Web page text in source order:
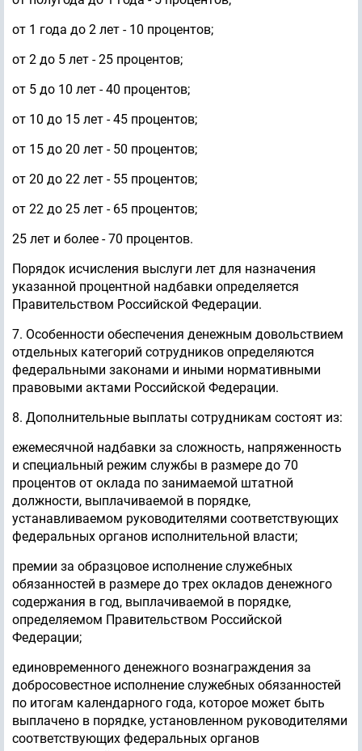
от 1 года до 2 лет - 10 процентов;
от 2 до 5 лет - 25 процентов;
от 5 до 10 лет - 40 процентов;
от 10 до 15 лет - 45 процентов;
от 15 до 20 лет - 50 процентов;
от 20 до 22 лет - 55 процентов;
от 22 до 25 лет - 65 процентов;
25 лет и более - 70 процентов.
Порядок исчисления выслуги лет для назначения
указанной процентной надбавки определяется
Правительством Российской Федерации.
7. Особенности обеспечения денежным довольствием
отдельных категорий сотрудников определяются
федеральными законами и иными нормативными
правовыми актами Российской Федерации.
8. Дополнительные выплаты сотрудникам состоят из:
ежемесячной надбавки за сложность, напряженность
и специальный режим службы в размере до 70
процентов от оклада по занимаемой штатной
должности, выплачиваемой в порядке,
устанавливаемом руководителями соответствующих
федеральных органов исполнительной власти;
премии за образцовое исполнение служебных
обязанностей в размере до трех окладов денежного
содержания в год, выплачиваемой в порядке,
определяемом Правительством Российской
Федерации;
единовременного денежного вознаграждения за
добросовестное исполнение служебных обязанностей
по итогам календарного года, которое может быть
выплачено в порядке, установленном руководителями
соответствующих федеральных органов